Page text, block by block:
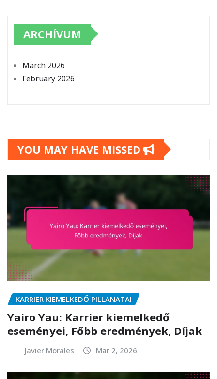
ARCHÍVUM
March 2026
February 2026
YOU MAY HAVE MISSED
KARRIER KIEMELKEDŐ PILLANATAI
Yairo Yau: Karrier kiemelkedő
eseményei, Főbb eredmények, Díjak
Javier Morales Mar 2, 2026